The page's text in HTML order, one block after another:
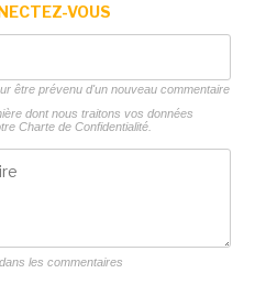
VOUS
être prévenu d'un nouveau commentaire
dont nous traitons vos données
Charte de Confidentialité.
les commentaires